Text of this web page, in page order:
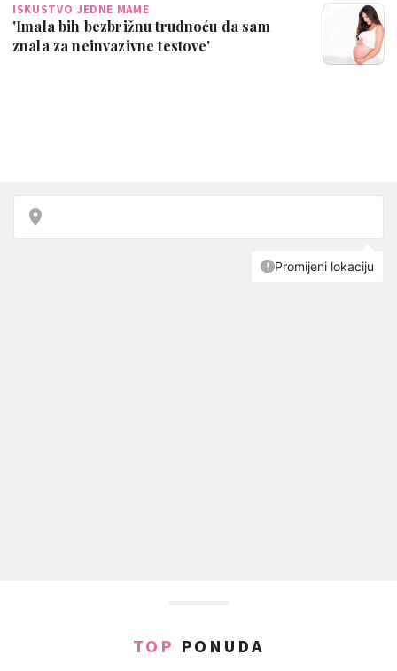
ISKUSTVO JEDNE MAME
'Imala bih bezbrižnu trudnoću da sam
znala za neinvazivne testove'
TOP PONUDA